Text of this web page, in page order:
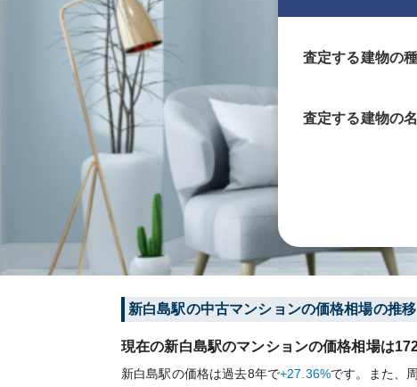
査定する建物の
査定する建物の
新白島駅の中古マンションの価格相場の推
現在の新白島駅のマンションの価格相場は
新白島駅の価格は過去8年で+27.36%です。 また、